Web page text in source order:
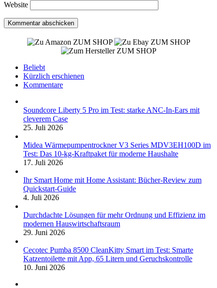
Website
ZUM SHOP
ZUM SHOP
ZUM SHOP
Beliebt
Kürzlich erschienen
Kommentare
Soundcore Liberty 5 Pro im Test: starke ANC-In-Ears mit
cleverem Case
25. Juli 2026
Midea Wärmepumpentrockner V3 Series MDV3EH100D im
Test: Das 10-kg-Kraftpaket für moderne Haushalte
17. Juli 2026
Ihr Smart Home mit Home Assistant: Bücher-Review zum
Quickstart-Guide
4. Juli 2026
Durchdachte Lösungen für mehr Ordnung und Effizienz im
modernen Hauswirtschaftsraum
29. Juni 2026
Cecotec Pumba 8500 CleanKitty Smart im Test: Smarte
Katzentoilette mit App, 65 Litern und Geruchskontrolle
10. Juni 2026